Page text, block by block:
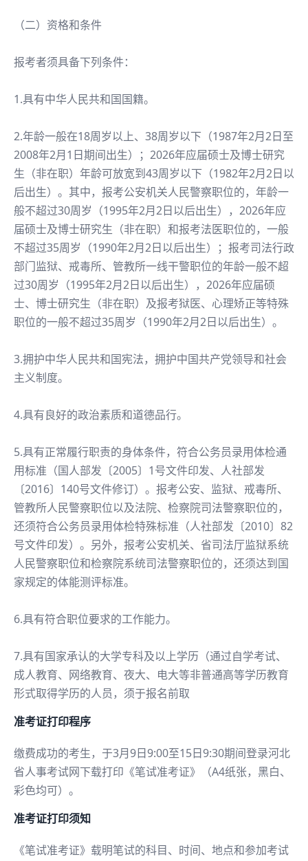
（二）资格和条件
报考者须具备下列条件：
1.具有中华人民共和国国籍。
2.年龄一般在18周岁以上、38周岁以下（1987年2月2日至
2008年2月1日期间出生）；2026年应届硕士及博士研究
生（非在职）年龄可放宽到43周岁以下（1982年2月2日以
后出生）。其中，报考公安机关人民警察职位的，年龄一
般不超过30周岁（1995年2月2日以后出生），2026年应
届硕士及博士研究生（非在职）和报考法医职位的，一般
不超过35周岁（1990年2月2日以后出生）；报考司法行政
部门监狱、戒毒所、管教所一线干警职位的年龄一般不超
过30周岁（1995年2月2日以后出生），2026年应届硕
士、博士研究生（非在职）及报考狱医、心理矫正等特殊
职位的一般不超过35周岁（1990年2月2日以后出生）。
3.拥护中华人民共和国宪法，拥护中国共产党领导和社会
主义制度。
4.具有良好的政治素质和道德品行。
5.具有正常履行职责的身体条件，符合公务员录用体检通
用标准（国人部发〔2005〕1号文件印发、人社部发
〔2016〕140号文件修订）。报考公安、监狱、戒毒所、
管教所人民警察职位以及法院、检察院司法警察职位的，
还须符合公务员录用体检特殊标准（人社部发〔2010〕82
号文件印发）。另外，报考公安机关、省司法厅监狱系统
人民警察职位和检察院系统司法警察职位的，还须达到国
家规定的体能测评标准。
6.具有符合职位要求的工作能力。
7.具有国家承认的大学专科及以上学历（通过自学考试、
成人教育、网络教育、夜大、电大等非普通高等学历教育
形式取得学历的人员，须于报名前取
准考证打印程序
缴费成功的考生，于3月9日9:00至15日9:30期间登录河北
省人事考试网下载打印《笔试准考证》（A4纸张，黑白、
彩色均可）。
准考证打印须知
《笔试准考证》载明笔试的科目、时间、地点和参加考试